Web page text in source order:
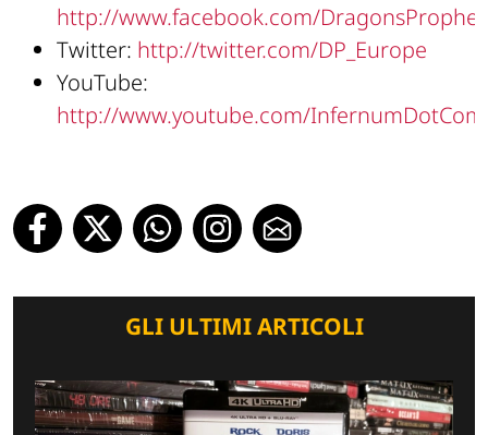
http://www.facebook.com/DragonsProphet
Twitter: http://twitter.com/DP_Europe
YouTube:
http://www.youtube.com/InfernumDotCom
GLI ULTIMI ARTICOLI